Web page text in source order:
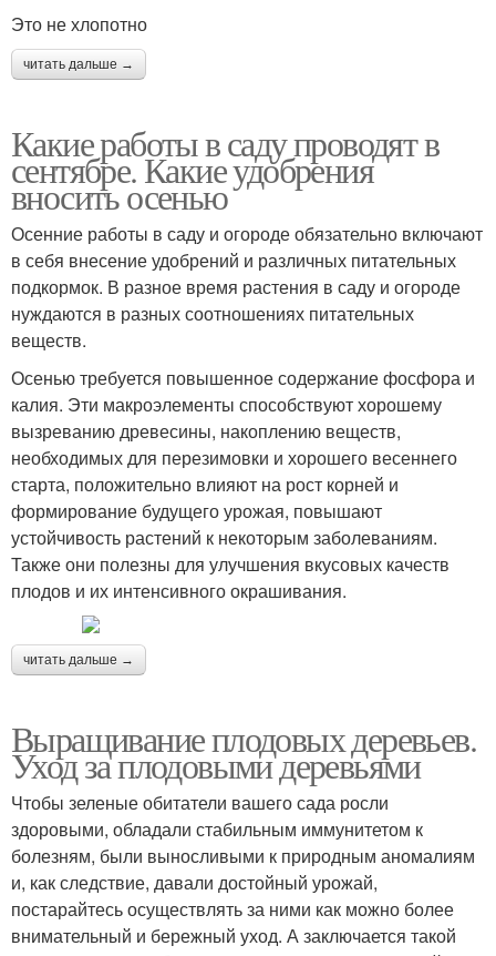
Это не хлопотно
читать дальше →
Какие работы в саду проводят в
сентябре. Какие удобрения
вносить осенью
Осенние работы в саду и огороде обязательно включают
в себя внесение удобрений и различных питательных
подкормок. В разное время растения в саду и огороде
нуждаются в разных соотношениях питательных
веществ.
Осенью требуется повышенное содержание фосфора и
калия. Эти макроэлементы способствуют хорошему
вызреванию древесины, накоплению веществ,
необходимых для перезимовки и хорошего весеннего
старта, положительно влияют на рост корней и
формирование будущего урожая, повышают
устойчивость растений к некоторым заболеваниям.
Также они полезны для улучшения вкусовых качеств
плодов и их интенсивного окрашивания.
читать дальше →
Выращивание плодовых деревьев.
Уход за плодовыми деревьями
Чтобы зеленые обитатели вашего сада росли
здоровыми, обладали стабильным иммунитетом к
болезням, были выносливыми к природным аномалиям
и, как следствие, давали достойный урожай,
постарайтесь осуществлять за ними как можно более
внимательный и бережный уход. А заключается такой